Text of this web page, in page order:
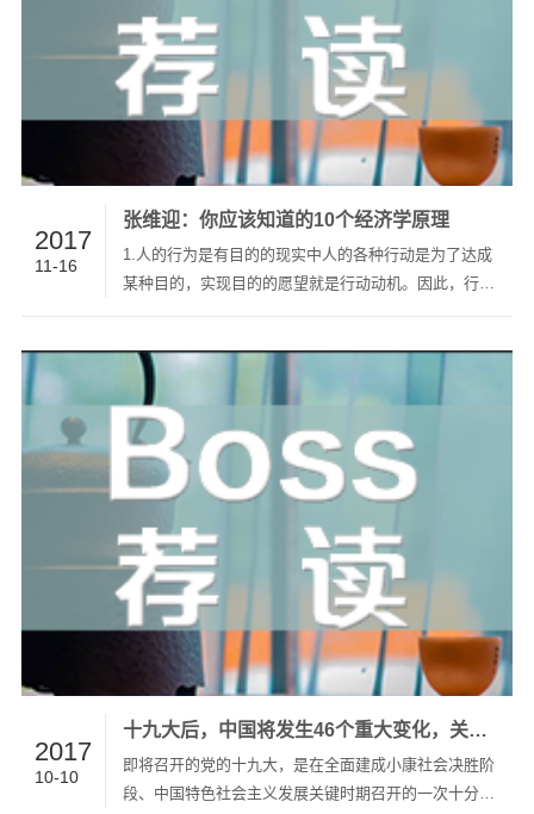
2017
11-16
张维迎：你应该知道的10个经济学原理
1.人的行为是有目的的现实中人的各种行动是为了达成
某种目的，实现目的的愿望就是行动动机。因此，行动
的行动，不仅关注人究竟采取了怎样的行动，更重要的
是关注他们为什么…
2017
10-10
十九大后，中国将发生46个重大变化，关系每个人！
即将召开的党的十九大，是在全面建成小康社会决胜阶
段、中国特色社会主义发展关键时期召开的一次十分重